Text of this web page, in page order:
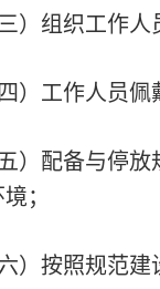
三）组织工作
四）工作人员
五）配备与停
；
六）按照规范